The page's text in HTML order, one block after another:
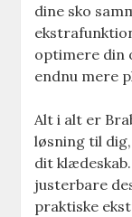
dine sko
optimere din
endnu mere
Alt i alt er
løsning til
dit
justerbare
praktiske